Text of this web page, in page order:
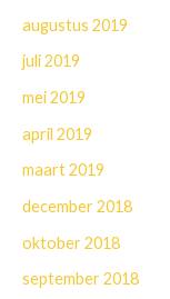
augustus 2019
juli 2019
mei 2019
april 2019
maart 2019
december 2018
oktober 2018
september 2018